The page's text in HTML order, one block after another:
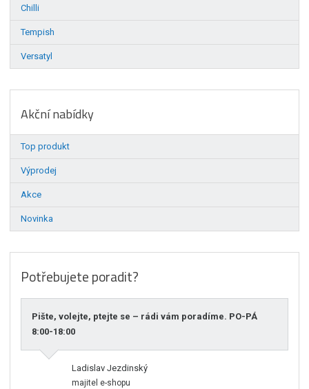
Chilli
Tempish
Versatyl
Akční nabídky
Top produkt
Výprodej
Akce
Novinka
Potřebujete poradit?
Pište, volejte, ptejte se – rádi vám poradíme. PO-PÁ
8:00-18:00
Ladislav Jezdinský
majitel e-shopu